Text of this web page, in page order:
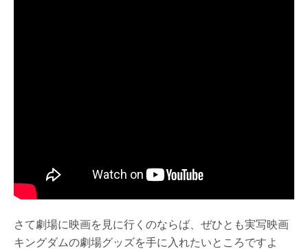
さて劇場に映画を見に行くのならば、ぜひとも実写映画
キングダムの劇場グッズを手に入れたいところですよ